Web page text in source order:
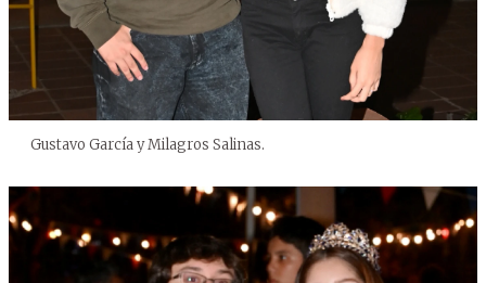
Gustavo García y Milagros Salinas.